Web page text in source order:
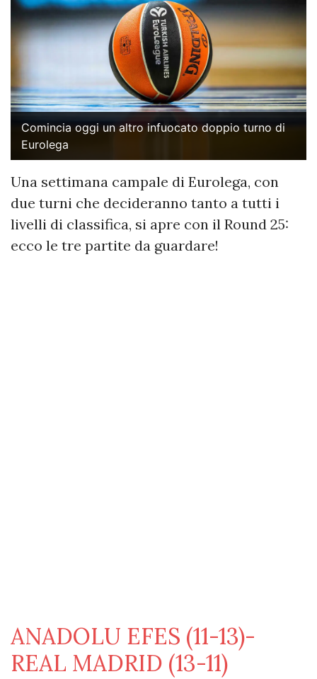
Comincia oggi un altro infuocato doppio turno di
Eurolega
Una settimana campale di Eurolega, con
due turni che decideranno tanto a tutti i
livelli di classifica, si apre con il Round 25:
ecco le tre partite da guardare!
ANADOLU EFES (11-13)-
REAL MADRID (13-11)